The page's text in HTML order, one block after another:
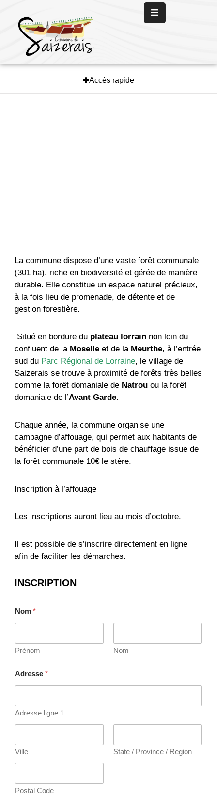
Accueil
La
Accès rapide
La commune dispose d’une vaste forêt communale
(301 ha), riche en biodiversité et gérée de manière
durable. Elle constitue un espace naturel précieux,
à la fois lieu de promenade, de détente et de
gestion forestière.
Situé en bordure du plateau lorrain non loin du
confluent de la Moselle et de la Meurthe, à l’entrée
sud du Parc Régional de Lorraine, le village de
Saizerais se trouve à proximité de forêts très belles
comme la forêt domaniale de Natrou ou la forêt
domaniale de l’Avant Garde.
Chaque année, la commune organise une
campagne d’affouage, qui permet aux habitants de
bénéficier d’une part de bois de chauffage issue de
la forêt communale 10€ le stère.
Inscription à l’affouage
Les inscriptions auront lieu au mois d’octobre.
Il est possible de s’inscrire directement en ligne
afin de faciliter les démarches.
INSCRIPTION
-
m
l
p
t
h
a
A
e
Nom *
Prénom Nom
Adresse *
Adresse ligne 1
Ville State / Province / Region
Postal Code